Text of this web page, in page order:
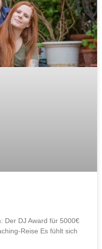
Der DJ Award für 5000€
Reise Es fühlt sich